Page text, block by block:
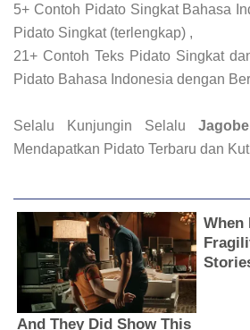
5+ Contoh Pidato Singkat Bahasa
Pidato Singkat (terlengkap) ,
21+ Contoh Teks Pidato Singkat
Pidato Bahasa Indonesia dengan
Selalu Kunjungin Selalu
Mendapatkan Pidato Terbaru dan